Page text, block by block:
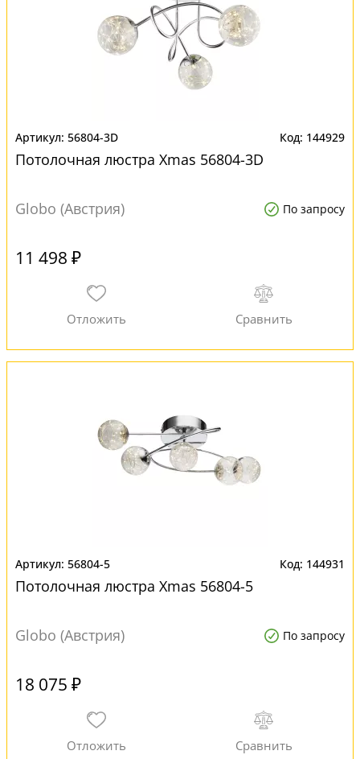
56804-3D 144929
Потолочная люстра Xmas 56804-3D
Globo (Австрия) По запросу
11 498 ₽
56804-5 144931
Потолочная люстра Xmas 56804-5
Globo (Австрия) По запросу
18 075 ₽